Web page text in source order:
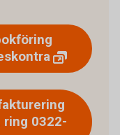
ring 0322-